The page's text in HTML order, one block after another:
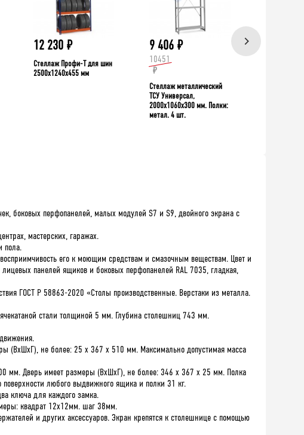
12 230 ₽
Стеллаж Профи-Т для шин
2500x1240x455 мм
9 406 ₽
10451
₽
Стеллаж металлический
ТСУ Универсал,
2000x1060x300 мм. Полки:
метал. 4 шт.
боковых перфопанелей, малых модулей S7 и S9, двойного экрана с
мастерских, гаражах.
пола.
его к моющим средствам и смазочным веществам. Цвет и
панелей ящиков и боковых перфопанелей RAL 7035, гладкая,
ГОСТ Р 58863-2020 «Столы производственные. Верстаки из металла.
стали толщиной 5 мм. Глубина столешниц 743 мм.
(ВхШхГ), не более: 25 х 367 х 510 мм. Максимально допустимая масса
мм. Дверь имеет размеры (ВхШхГ), не более: 346 х 367 х 25 мм. Полка
любого выдвижного ящика и полки 31 кг.
ключа для каждого замка.
квадрат 12х12мм. шаг 38мм.
и других аксессуаров. Экран крепятся к столешнице с помощью